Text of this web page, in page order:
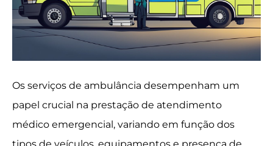
Os serviços de ambulância desempenham um
papel crucial na prestação de atendimento
médico emergencial, variando em função dos